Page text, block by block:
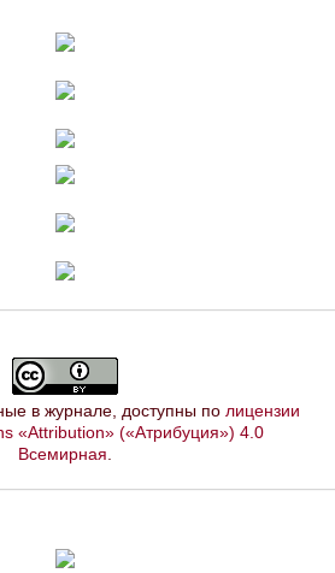
в журнале, доступны по лицензии
«Attribution» («Атрибуция») 4.0
Всемирная